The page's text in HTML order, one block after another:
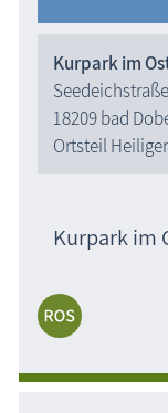
Kurpark im
Seedeichstraße
18209 bad
Ortsteil
Kurpark im